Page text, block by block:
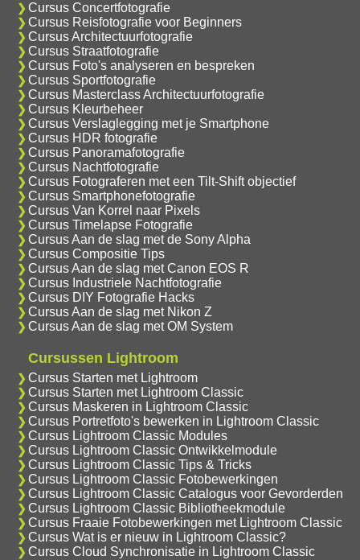
Cursus Concertfotografie
Cursus Reisfotografie voor Beginners
Cursus Architectuurfotografie
Cursus Straatfotografie
Cursus Foto's analyseren en bespreken
Cursus Sportfotografie
Cursus Masterclass Architectuurfotografie
Cursus Kleurbeheer
Cursus Verslaglegging met je Smartphone
Cursus HDR fotografie
Cursus Panoramafotografie
Cursus Nachtfotografie
Cursus Fotograferen met een Tilt-Shift objectief
Cursus Smartphonefotografie
Cursus Van Korrel naar Pixels
Cursus Timelapse Fotografie
Cursus Aan de slag met de Sony Alpha
Cursus Compositie Tips
Cursus Aan de slag met Canon EOS R
Cursus Industriele Nachtfotografie
Cursus DIY Fotografie Hacks
Cursus Aan de slag met Nikon Z
Cursus Aan de slag met OM System
Cursussen Lightroom
Cursus Starten met Lightroom
Cursus Starten met Lightroom Classic
Cursus Maskeren in Lightroom Classic
Cursus Portretfoto's bewerken in Lightroom Classic
Cursus Lightroom Classic Modules
Cursus Lightroom Classic Ontwikkelmodule
Cursus Lightroom Classic Tips & Tricks
Cursus Lightroom Classic Fotobewerkingen
Cursus Lightroom Classic Catalogus voor Gevorderden
Cursus Lightroom Classic Bibliotheekmodule
Cursus Fraaie Fotobewerkingen met Lightroom Classic
Cursus Wat is er nieuw in Lightroom Classic?
Cursus Cloud Synchronisatie in Lightroom Classic